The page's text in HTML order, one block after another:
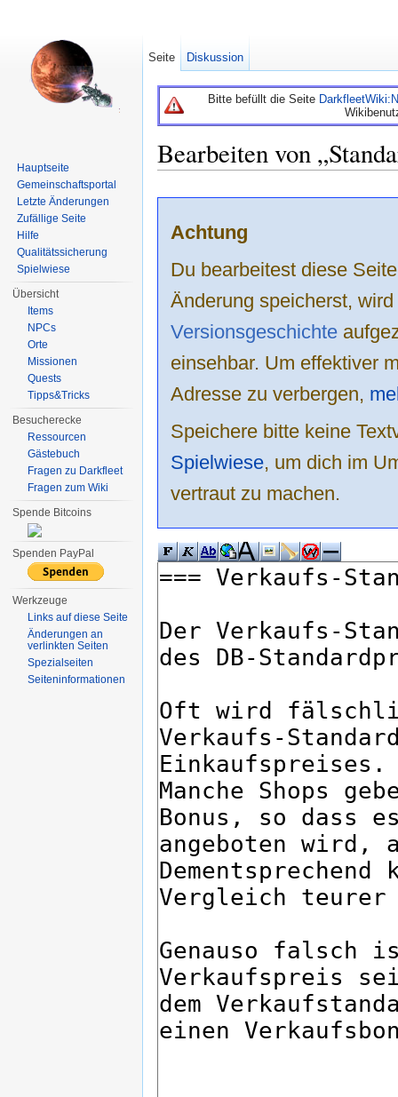
Bitte befüllt die Seite
Bearbeiten von
Achtung
Du bearbeitest diese
Änderung speicherst,
Versionsgeschichte
einsehbar. Um effektiver
Adresse zu verbergen,
Speichere bitte keine
Spielwiese, um dich im
vertraut zu machen.
Seite Diskussion
Hauptseite
Gemeinschaftsportal
Letzte Änderungen
Zufällige Seite
Hilfe
Qualitätssicherung
Spielwiese
Übersicht
Items
NPCs
Orte
Missionen
Quests
Tipps&Tricks
Besucherecke
Ressourcen
Gästebuch
Fragen zu Darkfleet
Fragen zum Wiki
Spende Bitcoins
Spenden PayPal
Werkzeuge
Links auf diese Seite
Änderungen an
verlinkten Seiten
Spezialseiten
Seiten­informationen